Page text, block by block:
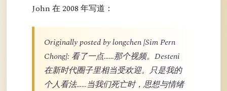
John 在 2008 年写道：
Originally posted by longchen [Sim Pern
Chong]: 看了一点……那个视频。Desteni
在新时代圈子里相当受欢迎。只是我的
个人看法……当我们死亡时，思想与情绪